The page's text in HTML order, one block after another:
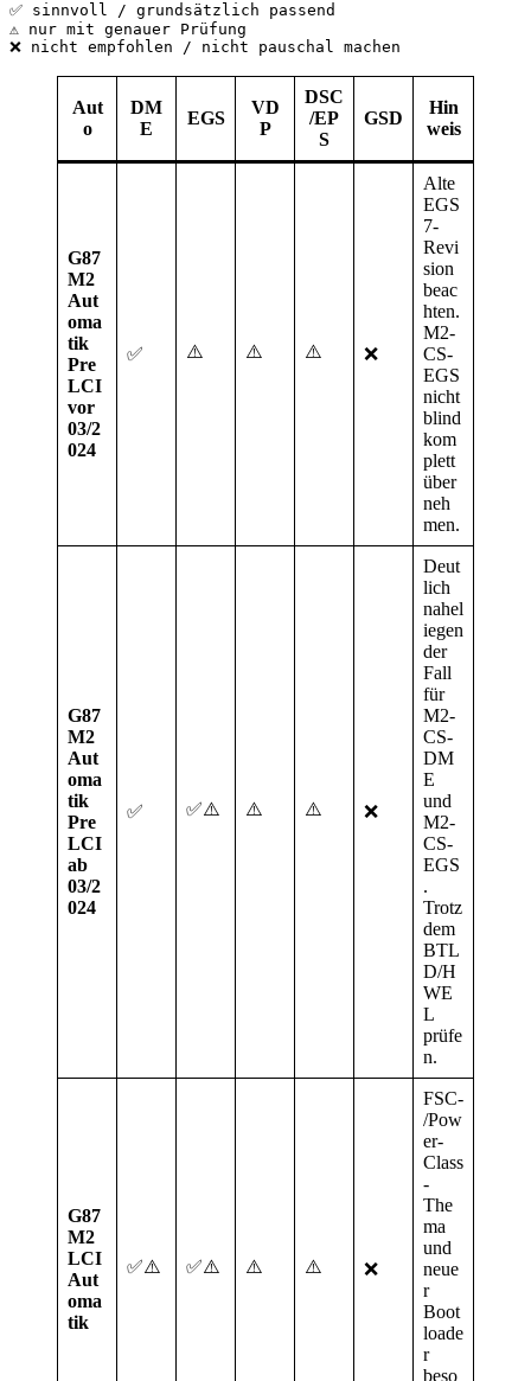
✅ sinnvoll / grundsätzlich passend
⚠️ nur mit genauer Prüfung
❌ nicht empfohlen / nicht pauschal machen
Aut
o
DM
E
EGS
VD
P
DSC
/EP
S
GSD
Hin
weis
G87
M2
Aut
oma
tik
Pre
LCI
vor
03/2
024
✅ ⚠️ ⚠️ ⚠️ ❌
Alte
EGS
7-
Revi
sion
beac
hten.
M2-
CS-
EGS
nicht
blind
kom
plett
über
neh
men.
G87
M2
Aut
oma
tik
Pre
LCI
ab
03/2
024
✅ ✅⚠️ ⚠️ ⚠️ ❌
Deut
lich
nahel
iegen
der
Fall
für
M2-
CS-
DM
E
und
M2-
CS-
EGS
.
Trotz
dem
BTL
D/H
WE
L
prüfe
n.
G87
M2
LCI
Aut
oma
tik
✅⚠️ ✅⚠️ ⚠️ ⚠️ ❌
FSC-
/Pow
er-
Class
-
The
ma
und
neue
r
Boot
loade
r
beso